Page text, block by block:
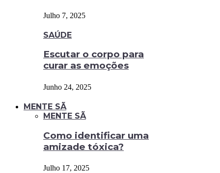
Julho 7, 2025
SAÚDE
Escutar o corpo para
curar as emoções
Junho 24, 2025
MENTE SÃ
MENTE SÃ
Como identificar uma
amizade tóxica?
Julho 17, 2025